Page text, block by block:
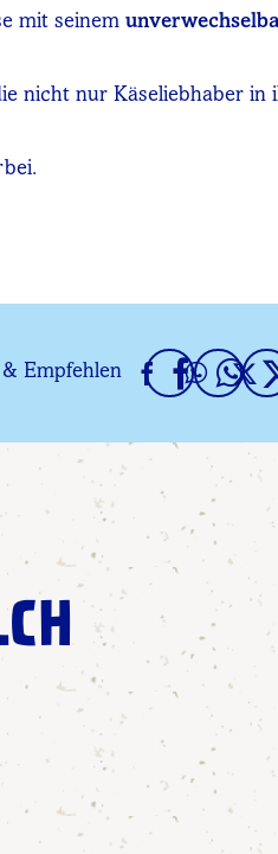
mit seinem
nicht nur Käseliebhaber in
Empfehlen